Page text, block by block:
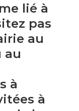
lié à
pas
au
au
à
à